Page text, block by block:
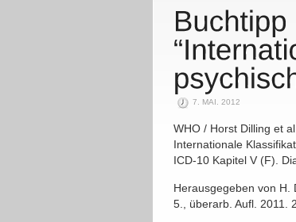
7. MAI. 2012
WHO / Horst Dilling et
Internationale
ICD-10 Kapitel V (F).
Herausgegeben von H.
5., überarb. Aufl. 2011.